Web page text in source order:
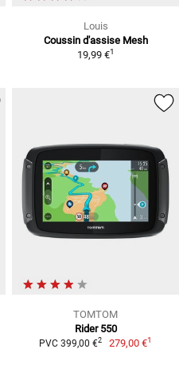
Louis
Coussin d'assise Mesh
19,99 €1
TOMTOM
Rider 550
PVC 399,00 €2 279,00 €1